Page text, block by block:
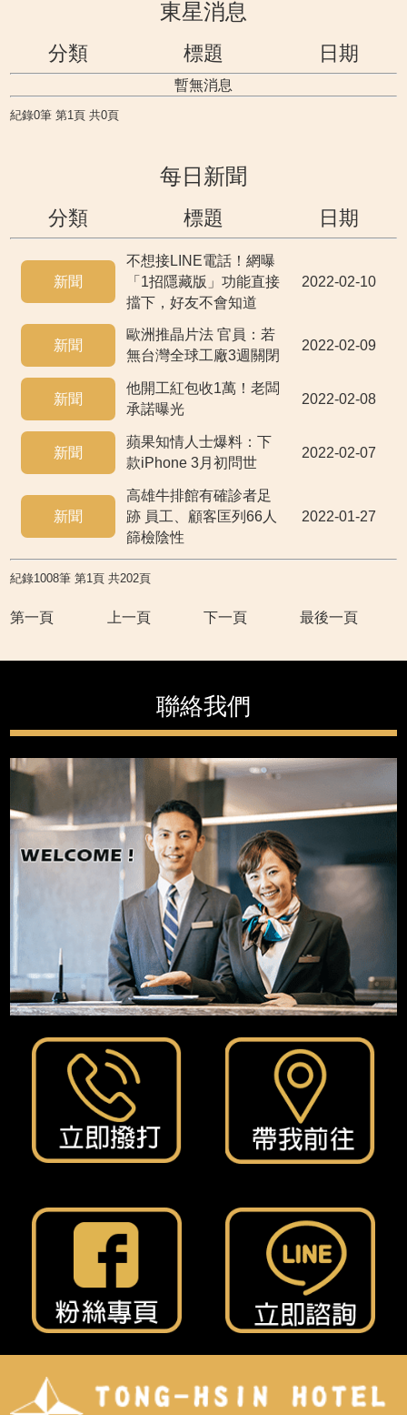
東星消息
分類 標題 日期
暫無消息
紀錄0筆 第1頁 共0頁
每日新聞
分類 標題 日期
新聞
不想接LINE電話！網曝
「1招隱藏版」功能直接
擋下，好友不會知道
2022-02-10
新聞
歐洲推晶片法 官員：若
無台灣全球工廠3週關閉
2022-02-09
新聞
他開工紅包收1萬！老闆
承諾曝光
2022-02-08
新聞
蘋果知情人士爆料：下
款iPhone 3月初問世
2022-02-07
新聞
高雄牛排館有確診者足
跡 員工、顧客匡列66人
篩檢陰性
2022-01-27
紀錄1008筆 第1頁 共202頁
第一頁 上一頁 下一頁 最後一頁
聯絡我們